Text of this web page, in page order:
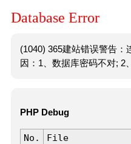
Database Error
(1040) 365建站错误警告：
因：1、数据库密码不对; 2
PHP Debug
No. File